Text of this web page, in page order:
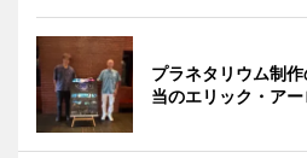
プラネタリウム制
当のエリック・ア